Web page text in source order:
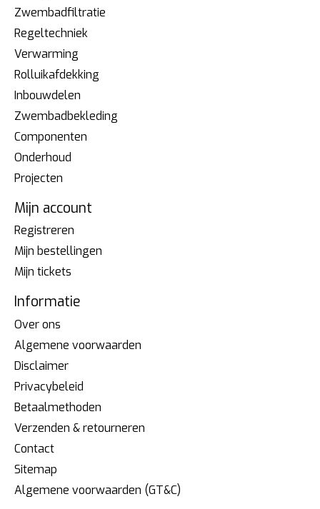
Zwembadfiltratie
Regeltechniek
Verwarming
Rolluikafdekking
Inbouwdelen
Zwembadbekleding
Componenten
Onderhoud
Projecten
Mijn account
Registreren
Mijn bestellingen
Mijn tickets
Informatie
Over ons
Algemene voorwaarden
Disclaimer
Privacybeleid
Betaalmethoden
Verzenden & retourneren
Contact
Sitemap
Algemene voorwaarden (GT&C)